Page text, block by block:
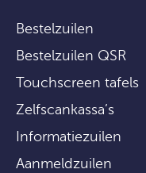
Bestelzuilen
Bestelzuilen QSR
Touchscreen tafels
Zelfscankassa’s
Informatiezuilen
Aanmeldzuilen